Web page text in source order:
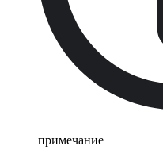
примечание